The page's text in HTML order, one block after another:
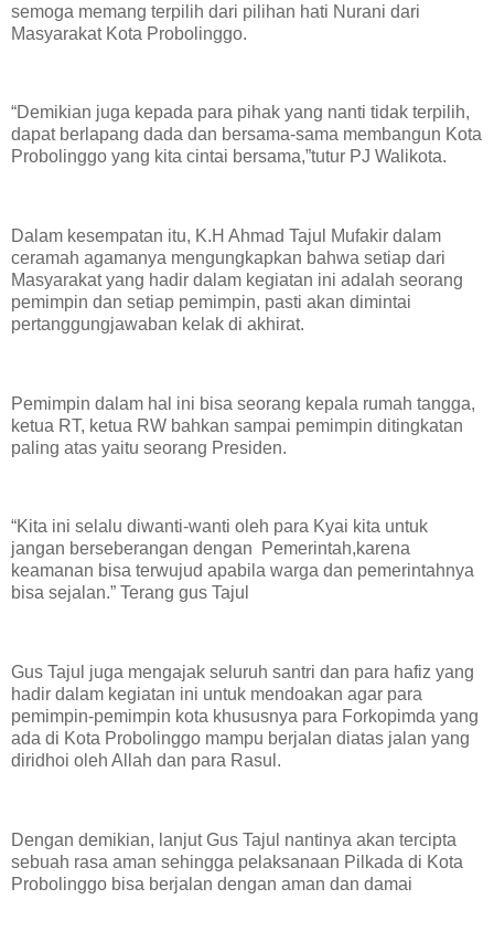
semoga memang terpilih dari pilihan hati Nurani dari
Masyarakat Kota Probolinggo.
“Demikian juga kepada para pihak yang nanti tidak terpilih,
dapat berlapang dada dan bersama-sama membangun Kota
Probolinggo yang kita cintai bersama,”tutur PJ Walikota.
Dalam kesempatan itu, K.H Ahmad Tajul Mufakir dalam
ceramah agamanya mengungkapkan bahwa setiap dari
Masyarakat yang hadir dalam kegiatan ini adalah seorang
pemimpin dan setiap pemimpin, pasti akan dimintai
pertanggungjawaban kelak di akhirat.
Pemimpin dalam hal ini bisa seorang kepala rumah tangga,
ketua RT, ketua RW bahkan sampai pemimpin ditingkatan
paling atas yaitu seorang Presiden.
“Kita ini selalu diwanti-wanti oleh para Kyai kita untuk
jangan berseberangan dengan Pemerintah,karena
keamanan bisa terwujud apabila warga dan pemerintahnya
bisa sejalan.” Terang gus Tajul
Gus Tajul juga mengajak seluruh santri dan para hafiz yang
hadir dalam kegiatan ini untuk mendoakan agar para
pemimpin-pemimpin kota khususnya para Forkopimda yang
ada di Kota Probolinggo mampu berjalan diatas jalan yang
diridhoi oleh Allah dan para Rasul.
Dengan demikian, lanjut Gus Tajul nantinya akan tercipta
sebuah rasa aman sehingga pelaksanaan Pilkada di Kota
Probolinggo bisa berjalan dengan aman dan damai